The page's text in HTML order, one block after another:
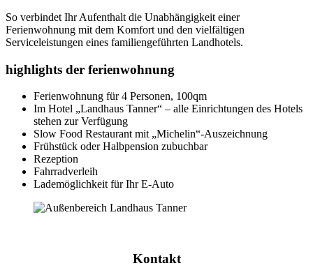
So verbindet Ihr Aufenthalt die Unabhängigkeit einer
Ferienwohnung mit dem Komfort und den vielfältigen
Serviceleistungen eines familiengeführten Landhotels.
​highlights der ferienwohnung
Ferienwohnung für 4 Personen, 100qm
Im Hotel „Landhaus Tanner“ – alle Einrichtungen des Hotels
stehen zur Verfügung
Slow Food Restaurant mit „Michelin“-Auszeichnung
Frühstück oder Halbpension zubuchbar
Rezeption
Fahrradverleih
Lademöglichkeit für Ihr E-Auto
Kontakt